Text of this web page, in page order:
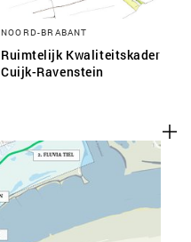
NOORD-BRABANT
Ruimtelijk Kwaliteitskader
Cuijk-Ravenstein